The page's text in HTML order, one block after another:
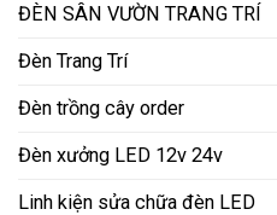
ĐÈN SÂN VƯỜN TRANG TRÍ
Đèn Trang Trí
Đèn trồng cây order
Đèn xưởng LED 12v 24v
Linh kiện sửa chữa đèn LED